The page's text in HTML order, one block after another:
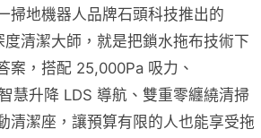
掃地機器人品牌石頭科技推出的
清潔大師，就是把鎖水拖布技術下
案，搭配 25,000Pa 吸力、
慧升降 LDS 導航、雙重零纏繞清掃
清潔座，讓預算有限的人也能享受拖